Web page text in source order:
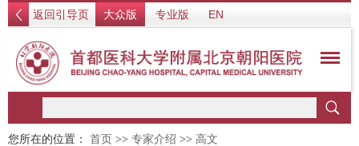
返回引导页 大众版 专业版 EN
您所在的位置： 首页 >> 专家介绍 >> 高文